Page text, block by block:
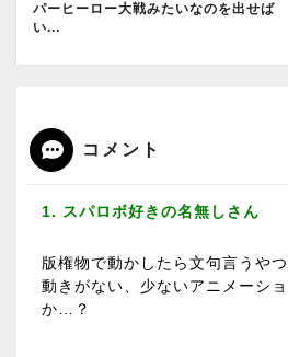
パーヒーロー大戦みたいなのを出せば
い...
コメント
1. スパロボ好きの名無しさん
版権物で動かしたら文句言うや
動きがない、少ないアニメーシ
か…？